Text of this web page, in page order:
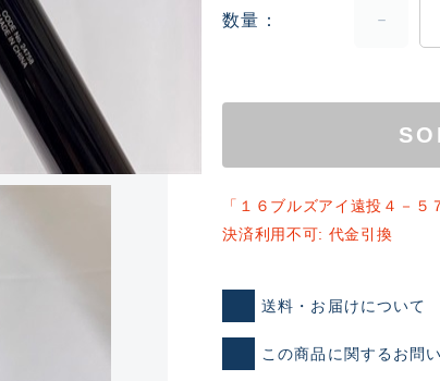
ランクとは？
新古品（メーカー問屋から
品）
数量
「１６ブルズアイ遠投４－５
決済利用不可: 代金引換
送料・お届けについて
この商品に関するお問